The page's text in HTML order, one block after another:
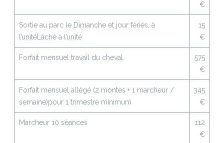
€
Sortie au parc le Dimanche et jour fériés, à
l’unitéLâché à l’unité
15
€
Forfait mensuel travail du cheval
575
€
Forfait mensuel allégé (2 montes + 1 marcheur /
semaine)pour 1 trimestre minimum
345
€
Marcheur 10 séances
112
€